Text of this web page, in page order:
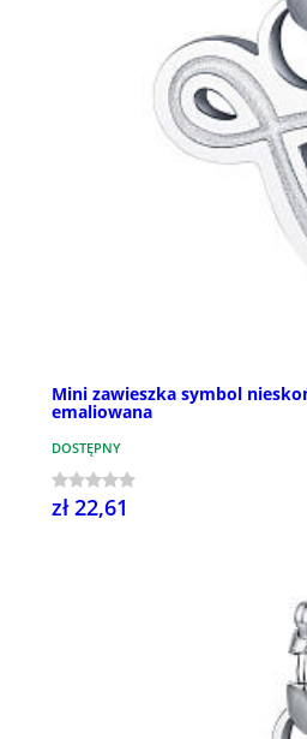
Mini zawieszka symbol
emaliowana
DOSTĘPNY
zł 22,61